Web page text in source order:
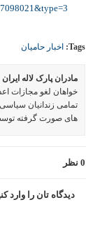
Tags: اخبار حامیان
مادران پارک لاله ایران
خواهان لغو مجازات
تمامی زندانیان
های صورت گرفته
0 نظر
دیدگاه تان را وارد